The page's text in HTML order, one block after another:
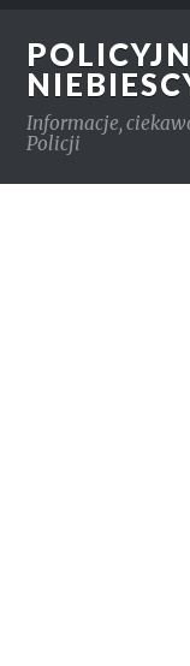
Informacje,
Policji